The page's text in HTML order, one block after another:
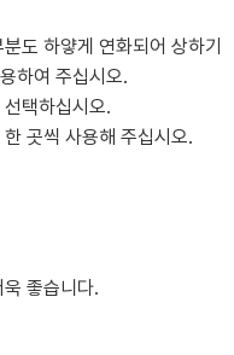
도 하얗게 연화되어 상하기
하여 주십시오.
택하십시오.
곳씩 사용해 주십시오.
좋습니다.